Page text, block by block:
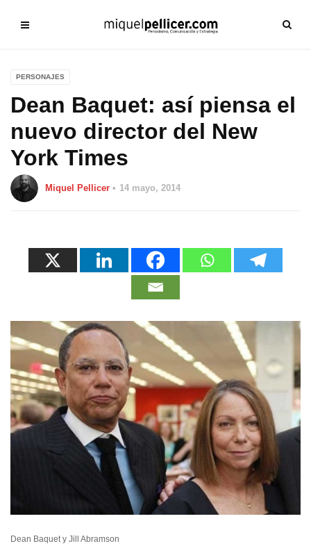
PERSONAJES
Dean Baquet: así piensa el
nuevo director del New
York Times
Miquel Pellicer 14 mayo, 2014
Dean Baquet y Jill Abramson